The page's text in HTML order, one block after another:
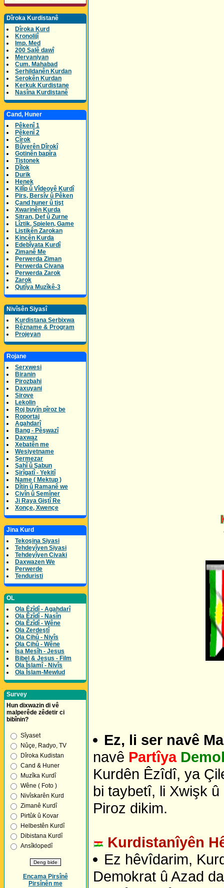
Dîroka Kurdistanê
Dîroka Kurd
Kronolijî
Imp. Med
200 Salê dawî
Mervaniyan
Cum. Mahabad
Serhildanên Kurdan
Serokên Kurdan
Kerkuk Kurdistane
Nasîna Kurdistanê
Cand, Huner
Pêkenî 1
Pêkenî 2
Cîrok
Bûyerên Dîrokî
Gotinên bapîra
Tistonek
Dîlok
Durik
Henek
Kilîp û Vîdeoyê Kurdî
Pirs, Bersîv û Pêken
Çand huner û tişt
Xwarinên Kurda
Sitran, Def û Zurne
Lîztik, Spielen, Game
Listikên Zarokan
Kincên Kurda
Edebîyata Kurdî
Zimanê Me
Perwerda Ziman
Perwerda Civana
Perwerda Zarok
Zarok
Qutîya Muzîkê-3
Nivîsên Siyasî
Kurdistana Serbixwa
Rêzname & Program
Projeyan
Rojane
Serxwesi
Biranin
Pirozbahi
Daxuyani
Sirove
Lekolin
Roj buyîn pîroz be
Roportaj
Agahdarî
Bang - Pêşwazî
Daxwaz
Xebatên me
Wesiyetname
Şermezar
Şahî û Şabun
Şirîgatî - Yekitî
Name ( Mektup )
Dîtin û Ramanê we
Civîn û Semîner
Ji Raya Giştî Re
Xonçe, Xwençe
Jina Kurd
Tekoşina Siyasi
Tehdeyîyen Siyasi
Tehdeyîyen Civaki
Daxwazen We
Perwerde
Tenduristi
OL
Ola Êzîdî - Agahdarî
Ola Êzîdî - Nasîn
Ola Êzîdî - Wêne
Ola Zerdeştî
Ola Cihû - Nivîs
Ola Cihû - Wêne
Îsa Mesîh - Jesus
Bibel & Jesus - Film
Ola Îslamî - Nivîs
Ola Îslam-Mewlud
Survey
Hun dixwazin di vê
malperêde zêdetir ci
bibînin?
Sîyaset
Nûçe, Radyo, TV
Dîroka Kudistan
Cand & Huner
Muzîka Kurdî
Wêne ( Foto )
Nivîskarên Kurd
Zimanê Kurdî
Pirtûk û Kovar
Helbestên Kurdî
Dibistana Kurdî
Ansîklopedî
Encama Pirsînê
Pirsînên me
Ez, li ser navê
navê Partîya
Kurdên Êzîdî, ya
bi taybetî, li Xwişk
Piroz dikim.
Kurdistanîyên
Ez hêvîdarim,
Demokrat û Azad